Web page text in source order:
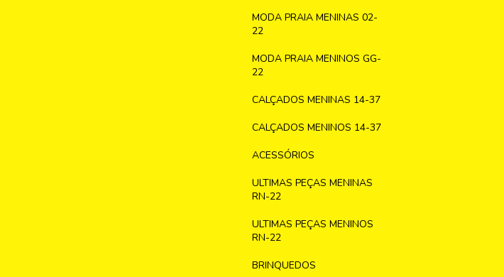
MODA PRAIA MENINAS 02-
22
MODA PRAIA MENINOS GG-
22
CALÇADOS MENINAS 14-37
CALÇADOS MENINOS 14-37
ACESSÓRIOS
ULTIMAS PEÇAS MENINAS
RN-22
ULTIMAS PEÇAS MENINOS
RN-22
BRINQUEDOS